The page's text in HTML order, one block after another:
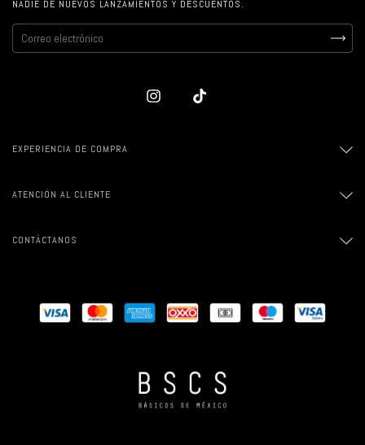
NADIE DE NUEVOS LANZAMIENTOS Y DESCUENTOS.
EXPERIENCIA DE COMPRA
ATENCIÓN AL CLIENTE
CONTÁCTANOS